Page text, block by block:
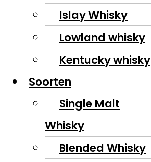
Islay Whisky
Lowland whisky
Kentucky whisky
Soorten
Single Malt
Whisky
Blended Whisky